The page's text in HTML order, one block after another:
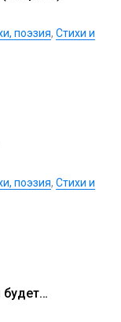
поэзия, Стихи и
поэзия, Стихи и
будет…